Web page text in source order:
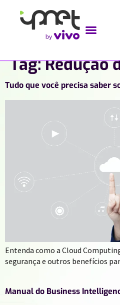
Tag:Redução
Tudo que você precisa saber
Entenda como a Cloud
segurança e outros benefícios
Manual do Business